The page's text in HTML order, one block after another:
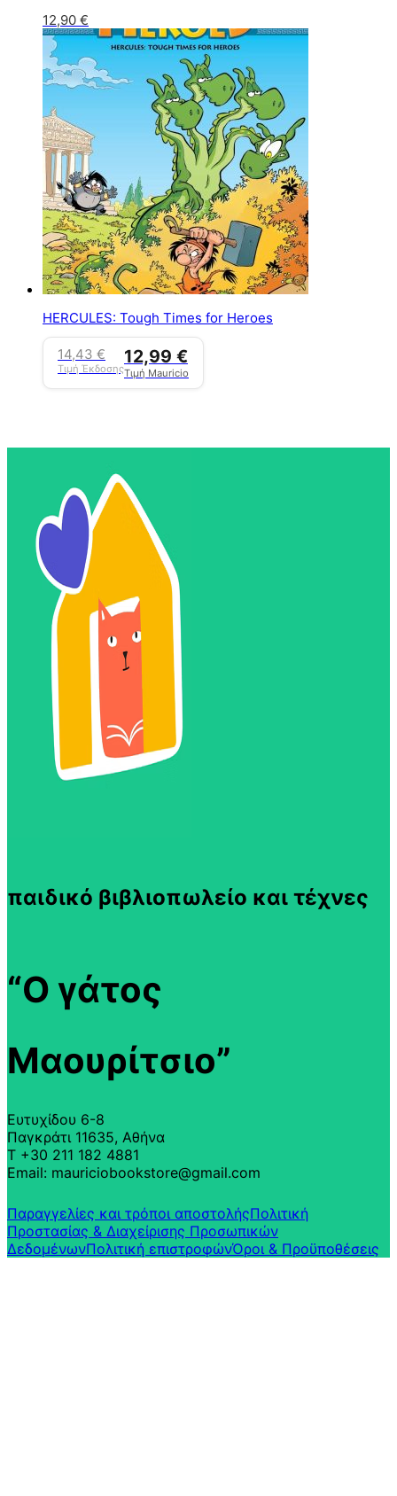
12,90 €
HERCULES: Tough Times for Heroes
14,43 €
Τιμή Έκδοσης
12,99 €
Τιμή Mauricio
παιδικό βιβλιοπωλείο και τέχνες
“Ο γάτος
Μαουρίτσιο”
Ευτυχίδου 6-8
Παγκράτι 11635, Αθήνα
T +30 211 182 4881
Email: mauriciobookstore@gmail.com
Παραγγελίες και τρόποι αποστολήςΠολιτική
Προστασίας & Διαχείρισης Προσωπικών
ΔεδομένωνΠολιτική επιστροφών​Όροι & Προϋποθέσεις​